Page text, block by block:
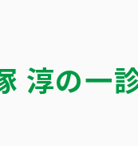
淳の一